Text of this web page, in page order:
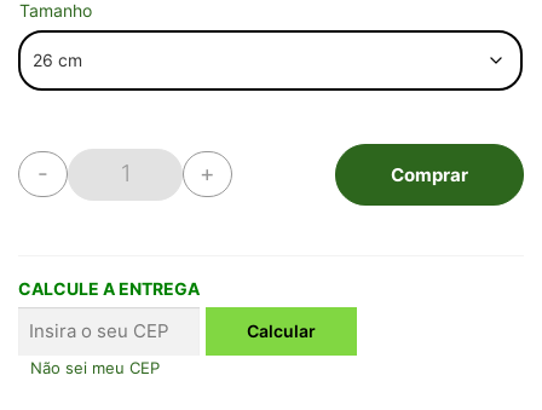
R$120,00.R$110,00.
Tamanho
Vanda Wirat x Gordon Dillon (PROMOÇÃO)
- + Comprar
CALCULE A ENTREGA
Não sei meu CEP